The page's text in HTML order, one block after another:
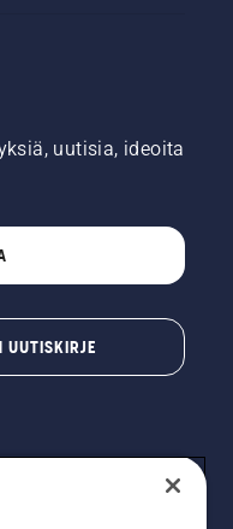
uutisia, ideoita
UUTISKIRJE